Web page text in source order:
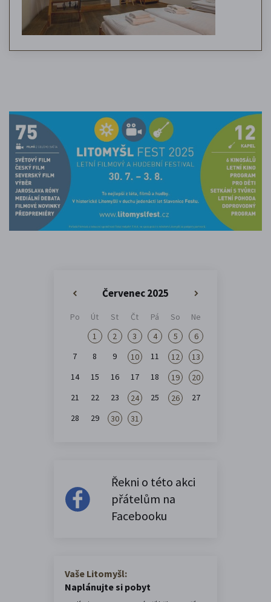
Červenec 2025
»
Po Út St Čt Pá So
Ne
1
2 3 4 5
6
7
8 9 10 11 12
13
14
15 16 17 18 19
20
21
22 23 24 25 26
27
28
29 30 31
Řekni o této akci
přátelům na
Facebooku
Vaše Litomyšl:
Naplánujte si pobyt